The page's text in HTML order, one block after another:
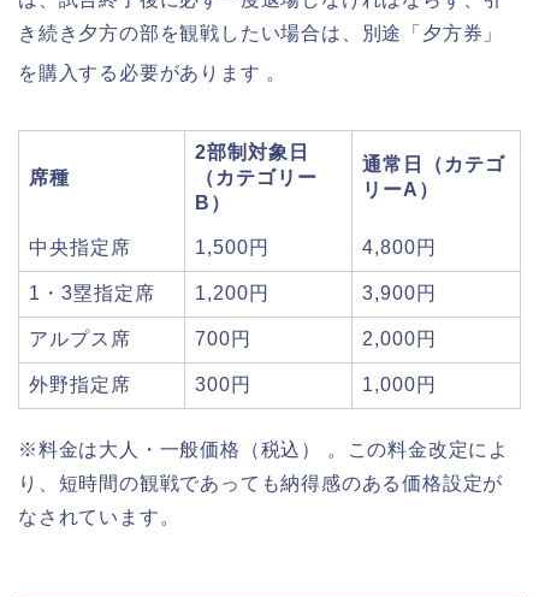
き続き夕方の部を観戦したい場合は、別途「夕方券」
を購入する必要があります 。
席種
2部制対象日
（カテゴリー
B）
通常日（カテゴ
リーA）
中央指定席 1,500円 4,800円
1・3塁指定席 1,200円 3,900円
アルプス席 700円 2,000円
外野指定席 300円 1,000円
※料金は大人・一般価格（税込） 。この料金改定によ
り、短時間の観戦であっても納得感のある価格設定が
なされています。